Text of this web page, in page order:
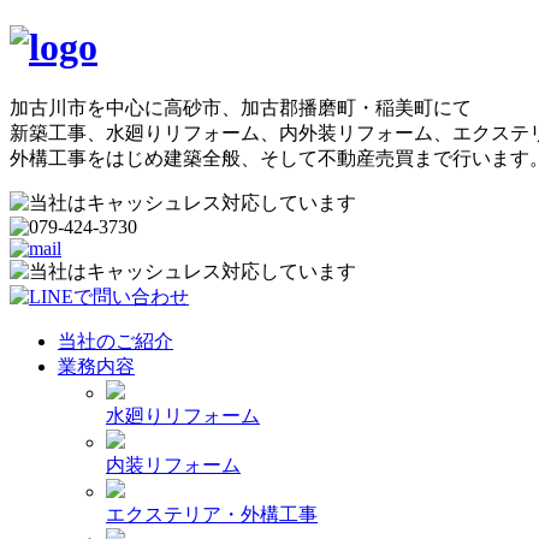
加古川市を中心に高砂市、加古郡播磨町・稲美町にて
新築工事、水廻りリフォーム、内外装リフォーム、エクステ
外構工事をはじめ建築全般、そして不動産売買まで行います。
当社のご紹介
業務内容
水廻りリフォーム
内装リフォーム
エクステリア・外構工事